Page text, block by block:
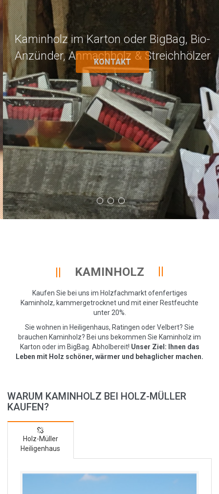
Anzünder, Anmachholz & Streichhölzer
KONTAKT
KAMINHOLZ
Kaufen Sie bei uns im Holzfachmarkt ofenfertiges
Kaminholz, kammergetrocknet und mit einer Restfeuchte
unter 20%.
Sie wohnen in Heiligenhaus, Ratingen oder Velbert? Sie
brauchen Kaminholz? Bei uns bekommen Sie Kaminholz im
Karton oder im BigBag. Abholbereit! Unser Ziel: Ihnen das
Leben mit Holz schöner, wärmer und behaglicher machen.
WARUM KAMINHOLZ BEI HOLZ-MÜLLER
KAUFEN?
Holz-Müller
Heiligenhaus